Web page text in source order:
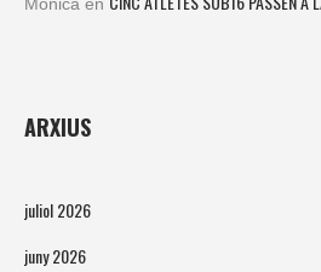
Mónica en
ARXIUS
juliol 2026
juny 2026